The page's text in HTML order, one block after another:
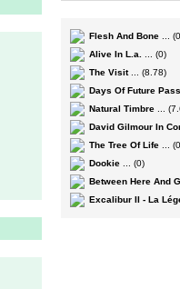
Flesh And Bone ...
Alive In L.a.
... (0)
The Visit... (8.78)
Days Of Future
Natural Timbre ...
David Gilmour In
The Tree Of Life ...
Dookie ... (0)
Between Here And
Excalibur II - La